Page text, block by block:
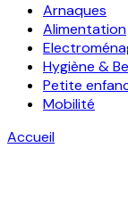
Arnaques
Alimentation
Hygiène &
Petite
Mobilité
Accueil